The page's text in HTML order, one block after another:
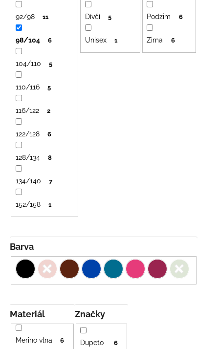
o
d
u
ů
Značky
Dupeto 6
Barva
Materiál
Merino vlna 6
Dívčí 5
Unisex 1
Podzim 6
Zima 6
92/98 11
98/104 6
104/110 5
110/116 5
116/122 2
122/128 6
128/134 8
134/140 7
152/158 1
HLEDAT
D
p
m
ŽLUTÉ
695
Kč